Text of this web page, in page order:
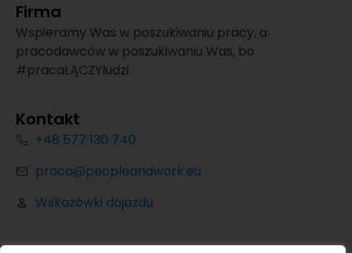
Firma
Wspieramy Was w poszukiwaniu pracy, a
pracodawców w poszukiwaniu Was, bo
#pracaŁĄCZYludzi
Kontakt
+48 577 130 740
praca@peopleandwork.eu
Wskazówki dojazdu